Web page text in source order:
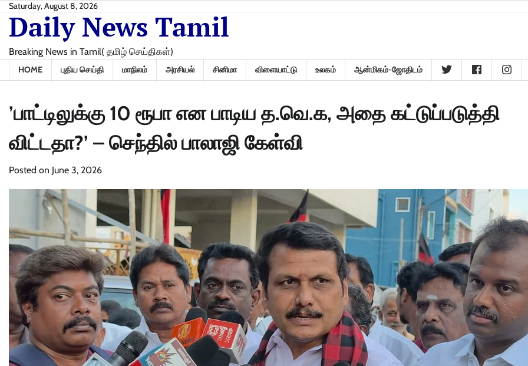
Skip
content
Saturday, August 8, 2026
Daily News Tamil
Breaking News in Tamil( தமிழ் செய்திகள்)
HOME புதிய செய்தி மாநிலம் அரசியல் சினிமா விளையாட்டு உலகம் ஆன்மிகம்-ஜோதிடம்
’பாட்டிலுக்கு 10 ரூபா என பாடிய த.வெ.க, அதை கட்டுப்படுத்தி
விட்டதா?’ – செந்தில் பாலாஜி கேள்வி
Posted on June 3, 2026